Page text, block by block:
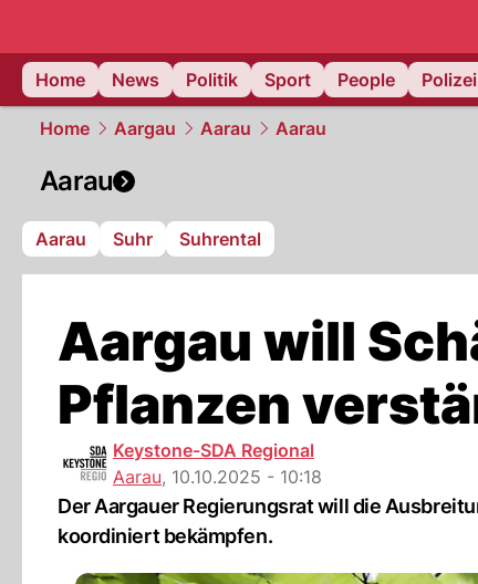
Home
News Politik Sport People
Home Aargau Aarau Aarau
Aarau
Aarau Suhr Suhrental
Aargau will
Pflanzen
Keystone-SDA Regional
Aarau, 10.10.2025 - 10:18
Der Aargauer Regierungsrat will die
koordiniert bekämpfen.